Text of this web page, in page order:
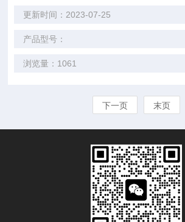
更新时间：2023-07-25
产品型号：
浏览量：1061
下一页 末页